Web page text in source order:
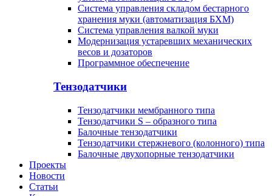
Система управления складом бестарного
хранения муки (автоматизация БХМ)
Система управления валкой муки
Модернизация устаревших механических
весов и дозаторов
Программное обеспечение
Тензодатчики
Тензодатчики мембранного типа
Тензодатчики S – образного типа
Балочные тензодатчики
Тензодатчики стержневого (колонного) типа
Балочные двухопорные тензодатчики
Проекты
Новости
Статьи